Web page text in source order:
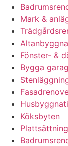
Mark &
Fönster- &
Bygga
Köksbyten
Plattsättning